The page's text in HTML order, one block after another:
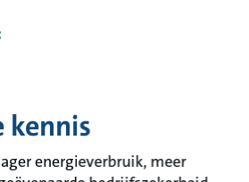
kennis
energieverbruik, meer